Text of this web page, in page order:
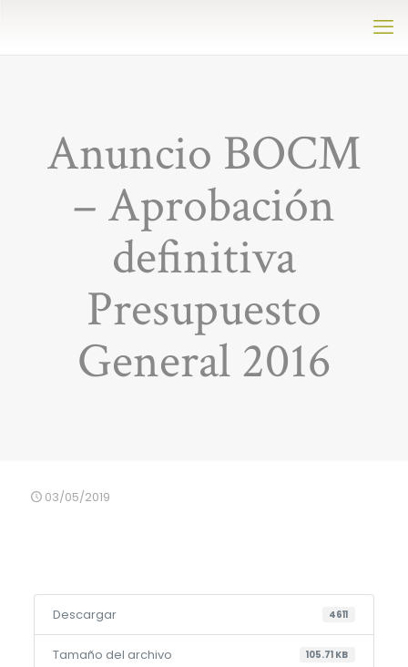
Anuncio BOCM
– Aprobación
definitiva
Presupuesto
General 2016
03/05/2019
Descargar 4611
Tamaño del archivo 105.71 KB